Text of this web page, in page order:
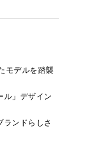
モデルを踏襲
ル」デザイン
ランドらしさ